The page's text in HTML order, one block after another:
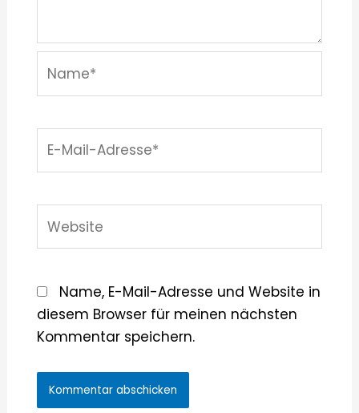
Mail-
Name, E-Mail-Adresse und Website in
diesem Browser für meinen nächsten
Kommentar speichern.